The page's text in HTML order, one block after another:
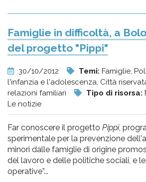
Famiglie in difficoltà, a
del progetto "Pippi"
30/10/2012 Temi: Famiglie,
l'infanzia e l'adolescenza, Città
relazioni familiari
Tipo di risorsa:
Le notizie
Far conoscere il progetto Pippi,
sperimentale per la prevenzione
minori dalle famiglie di origine
del lavoro e delle politiche sociali, e
operative”...